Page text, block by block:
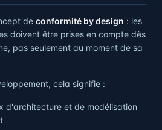
de conformité by design : les
doivent être prises en compte dès
pas seulement au moment de sa
cela signifie :
d'architecture et de modélisation